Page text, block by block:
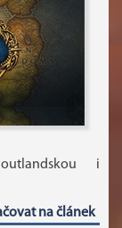
i
na článek